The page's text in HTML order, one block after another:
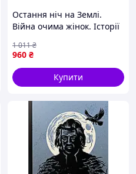
Остання ніч на Землі.
Війна очима жінок. Історії
України
960 ₴
1 011₴
Купити